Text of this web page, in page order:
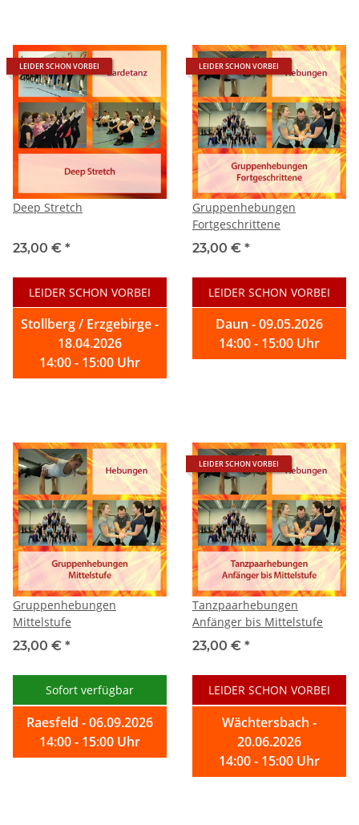
LEIDER SCHON VORBEI
Deep Stretch
23,00 € *
LEIDER SCHON VORBEI
Stollberg / Erzgebirge -
18.04.2026
14:00 - 15:00 Uhr
LEIDER SCHON VORBEI
Gruppenhebungen
Fortgeschrittene
23,00 € *
LEIDER SCHON VORBEI
Daun - 09.05.2026
14:00 - 15:00 Uhr
Gruppenhebungen
Mittelstufe
23,00 € *
Sofort verfügbar
Raesfeld - 06.09.2026
14:00 - 15:00 Uhr
LEIDER SCHON VORBEI
Tanzpaarhebungen
Anfänger bis Mittelstufe
23,00 € *
LEIDER SCHON VORBEI
Wächtersbach -
20.06.2026
14:00 - 15:00 Uhr